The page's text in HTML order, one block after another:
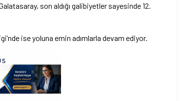
son aldığı galibiyetler sayesinde 12.
ise yoluna emin adımlarla devam ediyor.